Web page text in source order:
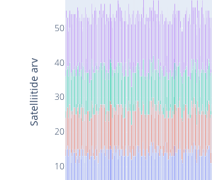
10
20
30
40
50
Satelliitide arv